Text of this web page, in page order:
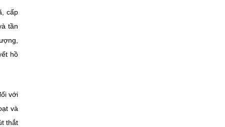
cấp
tần
hồ
với
và
thắt